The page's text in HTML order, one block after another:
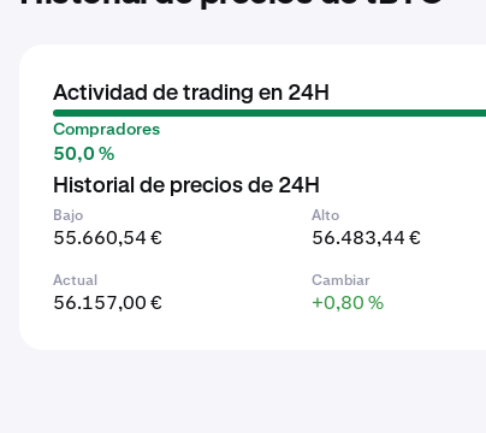
Actividad de trading en 24H
Compradores
50,0 %
Historial de precios de 24H
Bajo
55.660,54 €
Alto
56.483,44 €
Actual
56.157,00 €
Cambiar
+0,80 %